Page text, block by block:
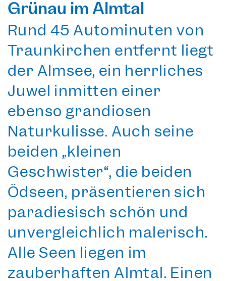
Grünau im Almtal
Rund 45 Autominuten von
Traunkirchen entfernt liegt
der Almsee, ein herrliches
Juwel inmitten einer
ebenso grandiosen
Naturkulisse. Auch seine
beiden „kleinen
Geschwister“, die beiden
Ödseen, präsentieren sich
paradiesisch schön und
unvergleichlich malerisch.
Alle Seen liegen im
zauberhaften Almtal. Einen